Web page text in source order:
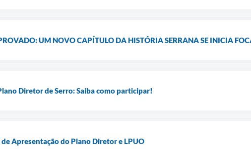
UM NOVO CAPÍTULO DA HISTÓRIA SERRANA SE INICIA
Diretor de Serro: Saiba como participar!
Apresentação do Plano Diretor e LPUO